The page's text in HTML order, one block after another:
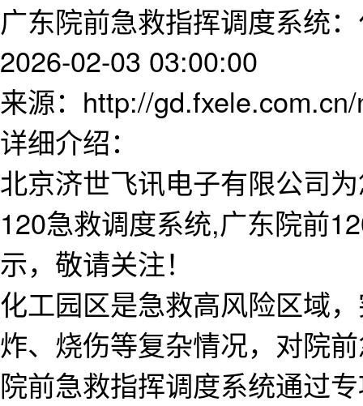
广东院前急救指挥调度系统
2026-02-03 03:00:00
来源：http://
详细介绍：
北京济世飞讯电子有限公司
120急救调度系统,广东院前
示，敬请关注！
化工园区是急救高风险区域
炸、烧伤等复杂情况，对院
院前急救指挥调度系统通过